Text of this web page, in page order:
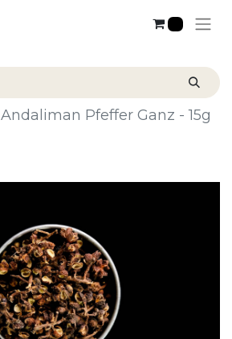
Andaliman Pfeffer Ganz - 15g